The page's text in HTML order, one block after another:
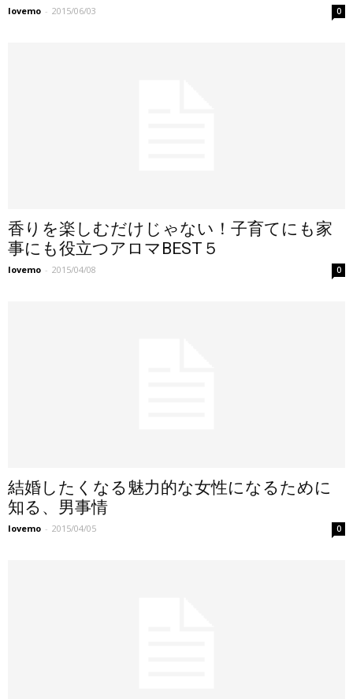
lovemo - 2015/06/03 0
香りを楽しむだけじゃない！子育てにも家
事にも役立つアロマBEST５
lovemo - 2015/04/08 0
結婚したくなる魅力的な女性になるために
知る、男事情
lovemo - 2015/04/05 0